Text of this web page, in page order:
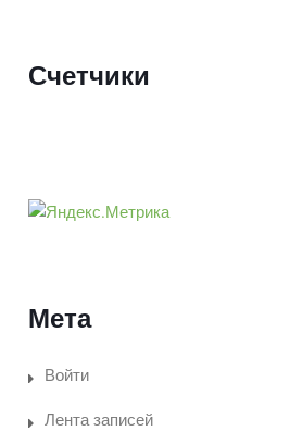
Счетчики
Мета
Войти
Лента записей